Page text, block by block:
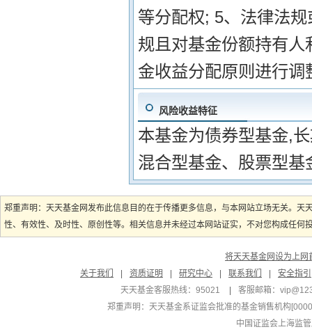
等分配权; 5、法律法
规且对基金份额持有
金收益分配原则进行
风险收益特征
本基金为债券型基金,
混合型基金、股票型基
郑重声明：天天基金网发布此信息目的在于传播更多信息，与本网站立场无关。
性、有效性、及时性、原创性等。相关信息并未经过本网站证实，不对您构成任
将天天基金网设为上网
关于我们
资质证明 研究中心 联系我们
安全指引
天天基金客服热线：95021
客服邮箱：
郑重声明： 天天基金系证监会批准的基金销售机构
中国证监会上海监